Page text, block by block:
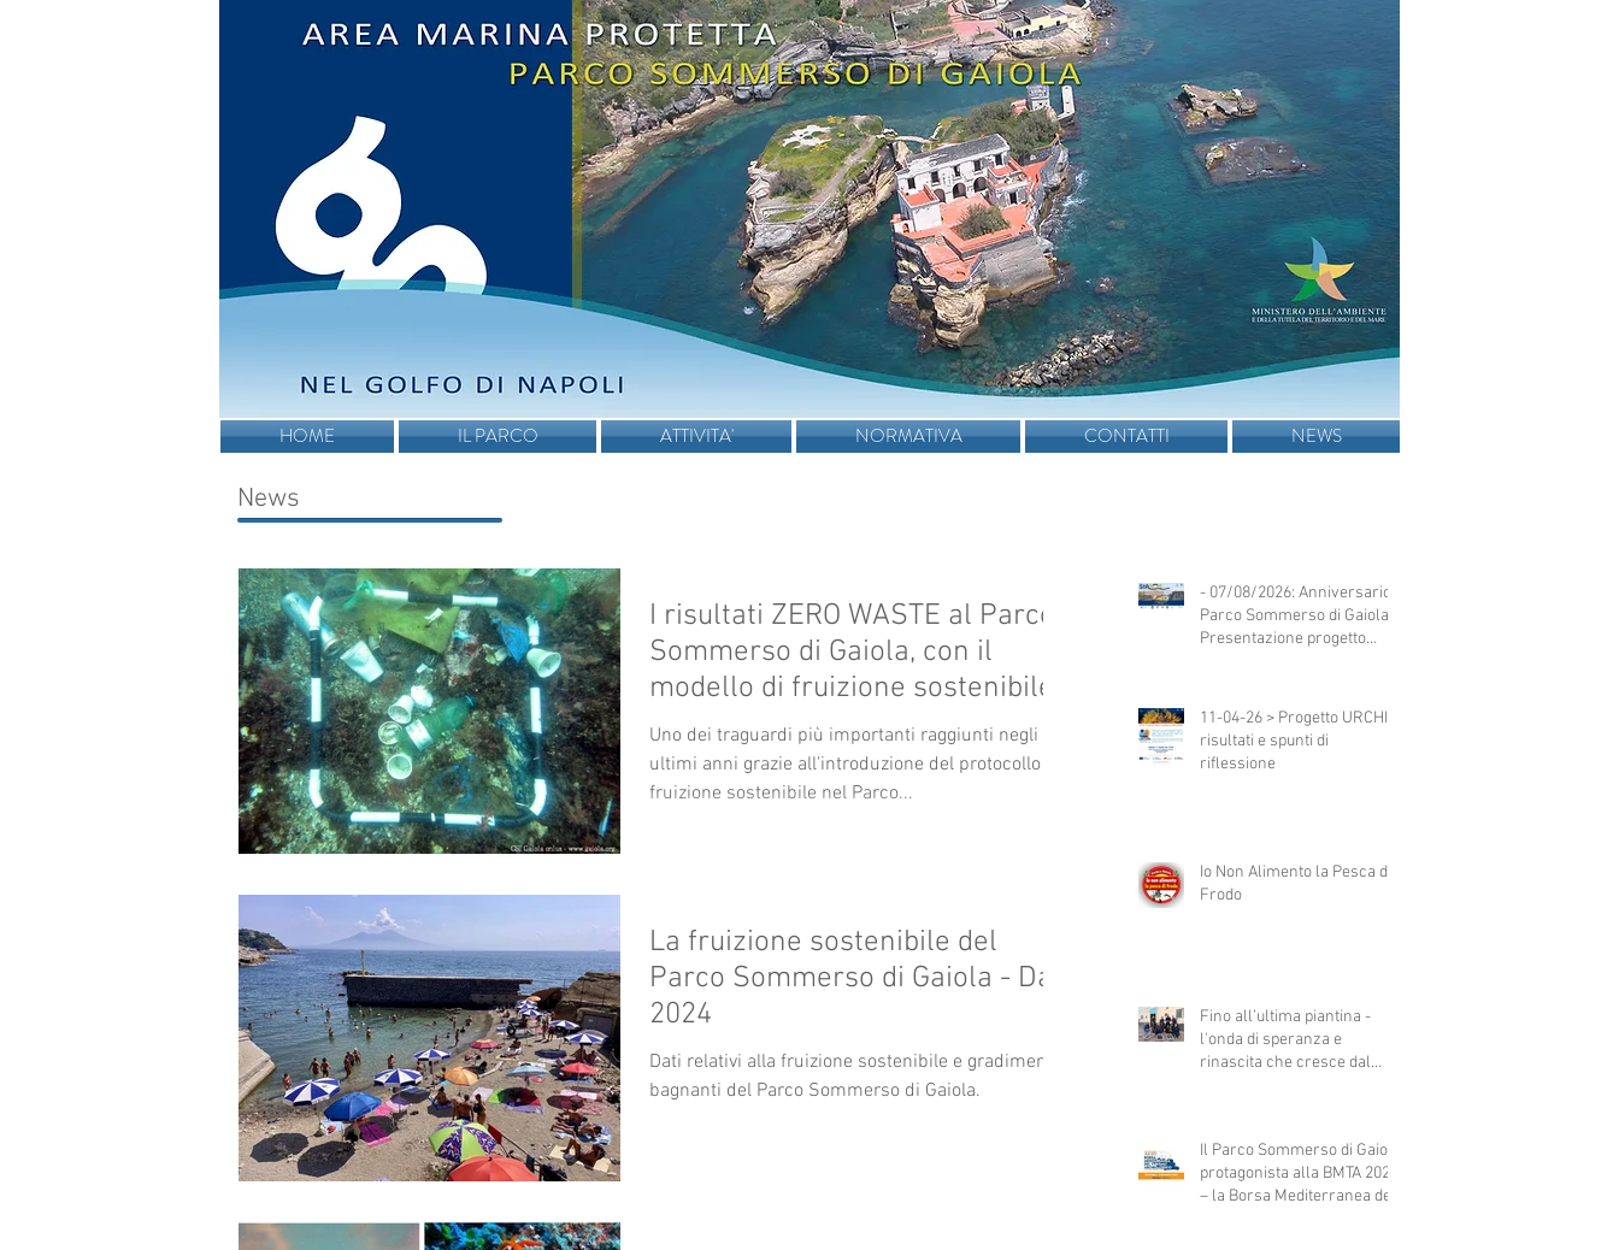
News
I risultati ZERO WASTE al Parco
Sommerso di Gaiola, con il
modello di fruizione sostenibile
Uno dei traguardi più importanti raggiunti negli
ultimi anni grazie all'introduzione del protocollo di
fruizione sostenibile nel Parco...
La fruizione sostenibile del
Parco Sommerso di Gaiola - Dati
2024
Dati relativi alla fruizione sostenibile e gradimento
bagnanti del Parco Sommerso di Gaiola.
- 07/08/2026: Anniversario
Parco Sommerso di Gaiola -
Presentazione progetto
11-04-26 > Progetto URCHIN:
risultati e spunti di
riflessione
Io Non Alimento la Pesca di
Frodo
Fino all’ultima piantina -
l'onda di speranza e
rinascita che cresce dal
Il Parco Sommerso di Gaiola
protagonista alla BMTA 2025
– la Borsa Mediterranea del
HOME IL PARCO ATTIVITA' NORMATIVA CONTATTI NEWS